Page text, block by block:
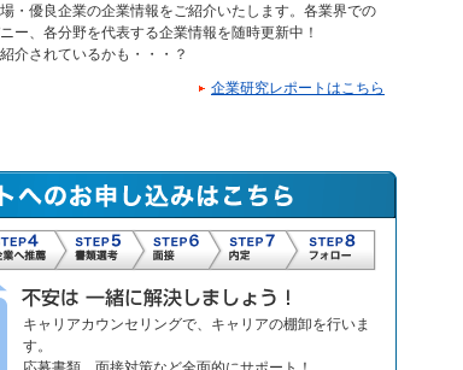
・優良企業の企業情報をご紹介いたします。各業界での
ー、各分野を代表する企業情報を随時更新中！
介されているかも・・・？
企業研究レポートはこちら
キャリアカウンセリングで、キャリアの棚卸を行いま
す。